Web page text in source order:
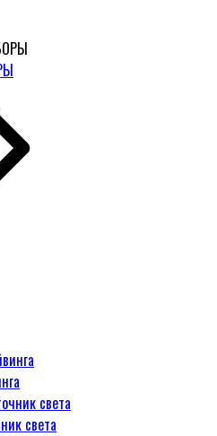
света